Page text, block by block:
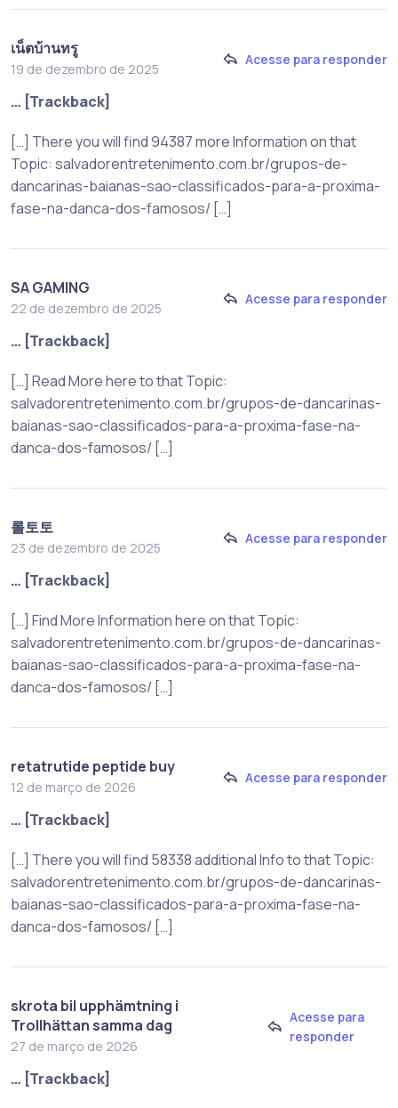
เน็ตบ้านทรู
19 de dezembro de 2025
Acesse para responder
… [Trackback]
[…] There you will find 94387 more Information on that
Topic: salvadorentretenimento.com.br/grupos-de-
dancarinas-baianas-sao-classificados-para-a-proxima-
fase-na-danca-dos-famosos/ […]
SA GAMING
22 de dezembro de 2025
Acesse para responder
… [Trackback]
[…] Read More here to that Topic:
salvadorentretenimento.com.br/grupos-de-dancarinas-
baianas-sao-classificados-para-a-proxima-fase-na-
danca-dos-famosos/ […]
롤토토
23 de dezembro de 2025
Acesse para responder
… [Trackback]
[…] Find More Information here on that Topic:
salvadorentretenimento.com.br/grupos-de-dancarinas-
baianas-sao-classificados-para-a-proxima-fase-na-
danca-dos-famosos/ […]
retatrutide peptide buy
12 de março de 2026
Acesse para responder
… [Trackback]
[…] There you will find 58338 additional Info to that Topic:
salvadorentretenimento.com.br/grupos-de-dancarinas-
baianas-sao-classificados-para-a-proxima-fase-na-
danca-dos-famosos/ […]
skrota bil upphämtning i
Trollhättan samma dag
27 de março de 2026
Acesse para
responder
… [Trackback]